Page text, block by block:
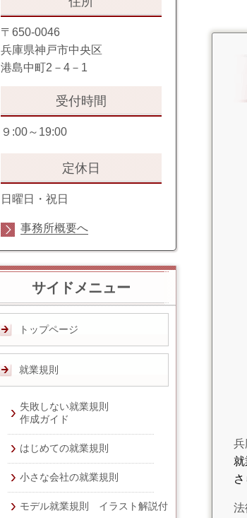
兵
法
〒650-0046
兵庫県神戸市中央区
港島中町2－4－1
受付時間
９:00～19:00
定休日
日曜日・祝日
事務所概要へ
サイドメニュー
トップページ
就業規則
失敗しない就業規則
作成ガイド
はじめての就業規則
小さな会社の就業規則
モデル就業規則 イラスト解説付